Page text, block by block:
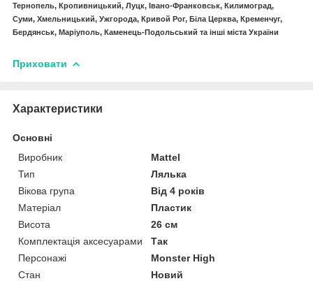
Тернопель, Кропивницький, Луцк, Івано-Франковськ, Килимоград,
Суми, Хмельницький, Ужгорода, Кривой Рог, Біла Церква, Кременчуг,
Бердянськ, Маріуполь, Каменець-Подольський та інші міста України
Приховати
Характеристики
Основні
Виробник
Mattel
Тип
Лялька
Вікова група
Від 4 років
Матеріал
Пластик
Висота
26 см
Комплектація аксесуарами
Так
Персонажі
Monster High
Стан
Новий